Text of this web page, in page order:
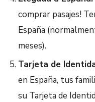
comprar pasajes!
España
meses).
Tarjeta de
en España, tus
su Tarjeta de